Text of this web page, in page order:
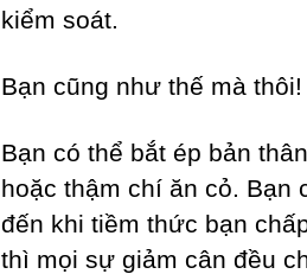
kiểm soát.
Bạn cũng như thế mà thôi!
Bạn có thể bắt ép bản
hoặc thậm chí ăn cỏ. Bạn
đến khi tiềm thức bạn
thì mọi sự giảm cân đều